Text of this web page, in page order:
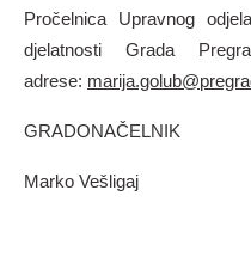
Pročelnica Upravnog
djelatnosti Grada
adrese:
GRADONAČELNIK
Marko Vešligaj